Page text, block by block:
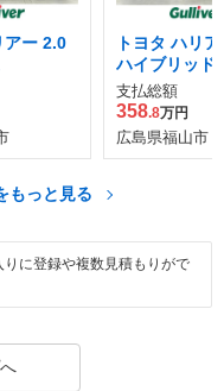
アー 2.0
トヨタ ハリ
ハイブリッド
ーパッケージ
支払総額
358.8万円
広島県福山市
もっと見る
りに登録や複数見積もりがで